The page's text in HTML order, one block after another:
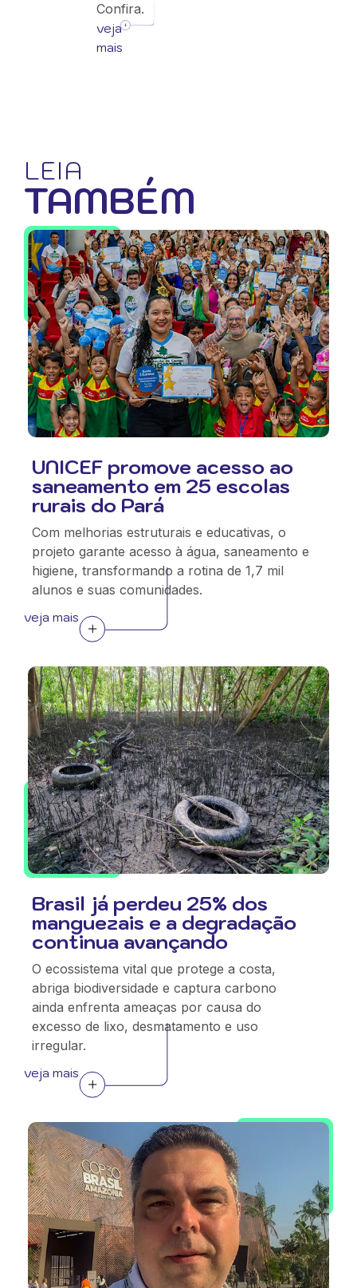
Confira.
veja
mais
LEIA
TAMBÉM
UNICEF promove acesso ao
saneamento em 25 escolas
rurais do Pará
Com melhorias estruturais e educativas, o
projeto garante acesso à água, saneamento e
higiene, transformando a rotina de 1,7 mil
alunos e suas comunidades.
veja mais
Brasil já perdeu 25% dos
manguezais e a degradação
continua avançando
O ecossistema vital que protege a costa,
abriga biodiversidade e captura carbono
ainda enfrenta ameaças por causa do
excesso de lixo, desmatamento e uso
irregular.
veja mais